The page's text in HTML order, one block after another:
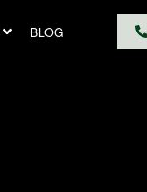
BLOG